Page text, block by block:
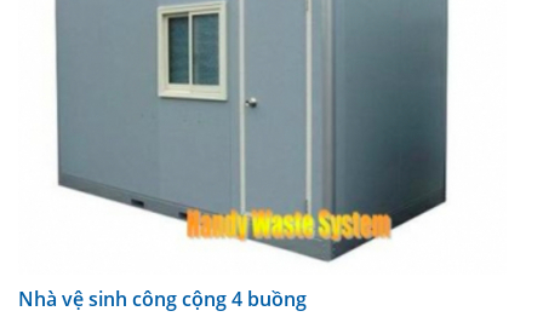
Nhà vệ sinh công cộng 4 buồng